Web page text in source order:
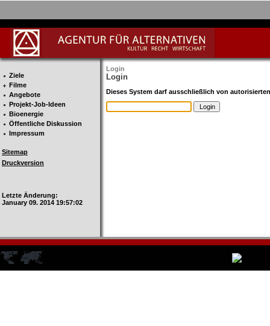
Ziele
Filme
Angebote
Projekt-Job-Ideen
Bioenergie
Öffentliche Diskussion
Impressum
Sitemap
Druckversion
Letzte Änderung:
January 09. 2014 19:57:02
Login
Login
Dieses System darf ausschließlich von